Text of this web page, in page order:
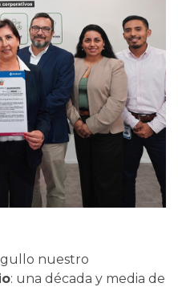
nuestro
: una década y media de